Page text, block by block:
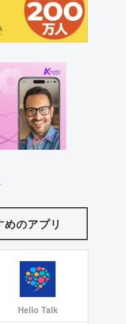
のアプリ
Hello Talk